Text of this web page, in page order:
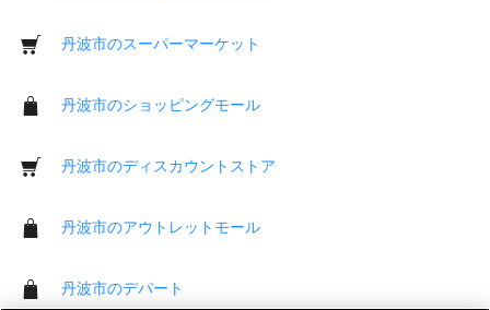
丹波市のスーパーマーケット
丹波市のショッピングモール
丹波市のディスカウントストア
丹波市のアウトレットモール
丹波市のデパート